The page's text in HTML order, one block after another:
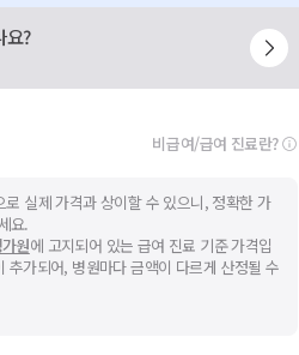
요?
비급여/급여 진료란?
실제 가격과 상이할 수 있으니, 정확한 가
요.
원에 고지되어 있는 급여 진료 기준 가격입
추가되어, 병원마다 금액이 다르게 산정될 수